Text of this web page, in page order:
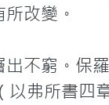
改變。
不窮。保
弗所書四